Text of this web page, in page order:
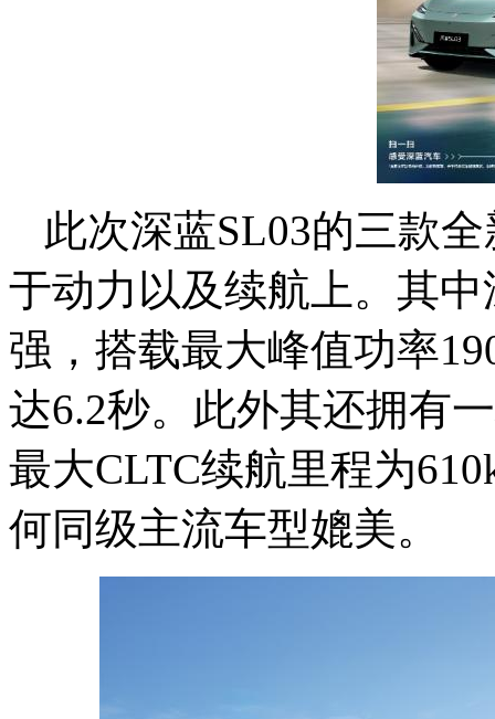
此次深蓝SL03的三款
于动力以及续航上。其
强，搭载最大峰值功率
达6.2秒。此外其还拥有
最大CLTC续航里程为
何同级主流车型媲美。